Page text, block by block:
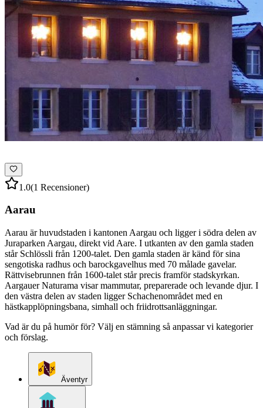
1.0(1 Recensioner)
Aarau
Aarau är huvudstaden i kantonen Aargau och ligger i södra delen av
Juraparken Aargau, direkt vid Aare. I utkanten av den gamla staden
står Schlössli från 1200-talet. Den gamla staden är känd för sina
sengotiska radhus och barockgavelhus med 70 målade gavelar.
Rättvisebrunnen från 1600-talet står precis framför stadskyrkan.
Aargauer Naturama visar mammutar, preparerade och levande djur. I
den västra delen av staden ligger Schachenområdet med en
hästkapplöpningsbana, simhall och friidrottsanläggningar.
Vad är du på humör för? Välj en stämning så anpassar vi kategorier
och förslag.
Äventyr